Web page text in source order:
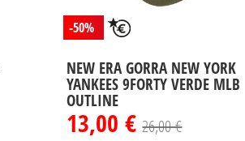
-50%
NEW ERA GORRA NEW YORK
YANKEES 9FORTY VERDE MLB
OUTLINE
13,00 €26,00 €